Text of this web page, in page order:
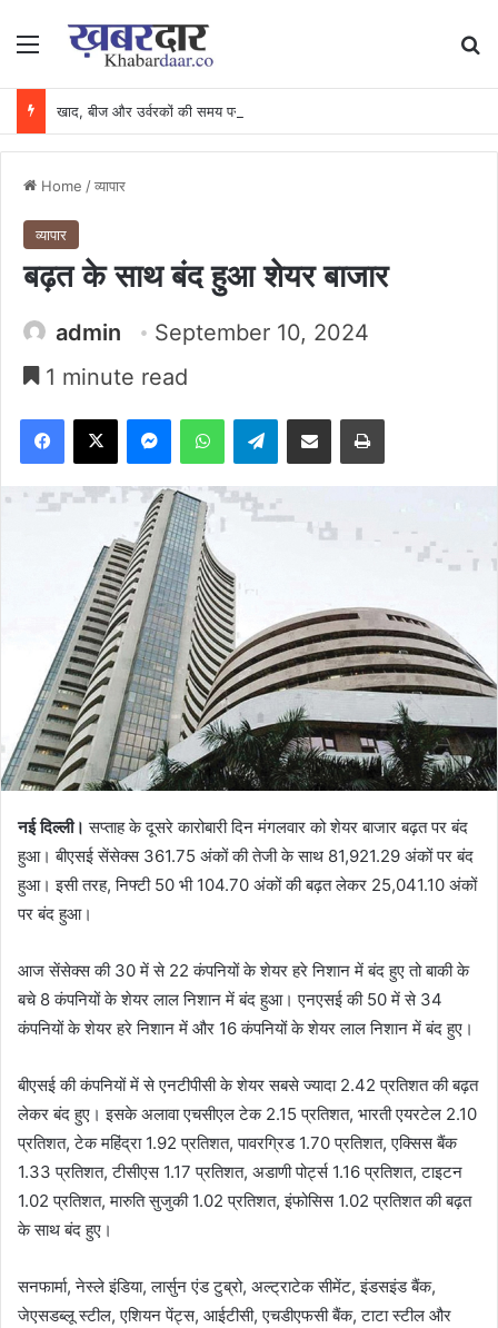
Menu
Home /व्यापार
व्यापार
बढ़त के साथ बंद हुआ शेयर बाजार
admin
September 10, 2024
1 minute read
Facebook
X MessengerWhatsAppTelegramShare via Email Print
नई दिल्ली। सप्ताह के दूसरे कारोबारी दिन मंगलवार को शेयर बाजार बढ़त पर बंद
हुआ। बीएसई सेंसेक्स 361.75 अंकों की तेजी के साथ 81,921.29 अंकों पर बंद
हुआ। इसी तरह, निफ्टी 50 भी 104.70 अंकों की बढ़त लेकर 25,041.10 अंकों
पर बंद हुआ।
आज सेंसेक्स की 30 में से 22 कंपनियों के शेयर हरे निशान में बंद हुए तो बाकी के
बचे 8 कंपनियों के शेयर लाल निशान में बंद हुआ। एनएसई की 50 में से 34
कंपनियों के शेयर हरे निशान में और 16 कंपनियों के शेयर लाल निशान में बंद हुए।
बीएसई की कंपनियों में से एनटीपीसी के शेयर सबसे ज्यादा 2.42 प्रतिशत की बढ़त
लेकर बंद हुए। इसके अलावा एचसीएल टेक 2.15 प्रतिशत, भारती एयरटेल 2.10
प्रतिशत, टेक महिंद्रा 1.92 प्रतिशत, पावरग्रिड 1.70 प्रतिशत, एक्सिस बैंक
1.33 प्रतिशत, टीसीएस 1.17 प्रतिशत, अडाणी पोर्ट्स 1.16 प्रतिशत, टाइटन
1.02 प्रतिशत, मारुति सुजुकी 1.02 प्रतिशत, इंफोसिस 1.02 प्रतिशत की बढ़त
के साथ बंद हुए।
सनफार्मा, नेस्ले इंडिया, लार्सुन एंड टुब्रो, अल्ट्राटेक सीमेंट, इंडसइंड बैंक,
जेएसडब्लू स्टील, एशियन पेंट्स, आईटीसी, एचडीएफसी बैंक, टाटा स्टील और